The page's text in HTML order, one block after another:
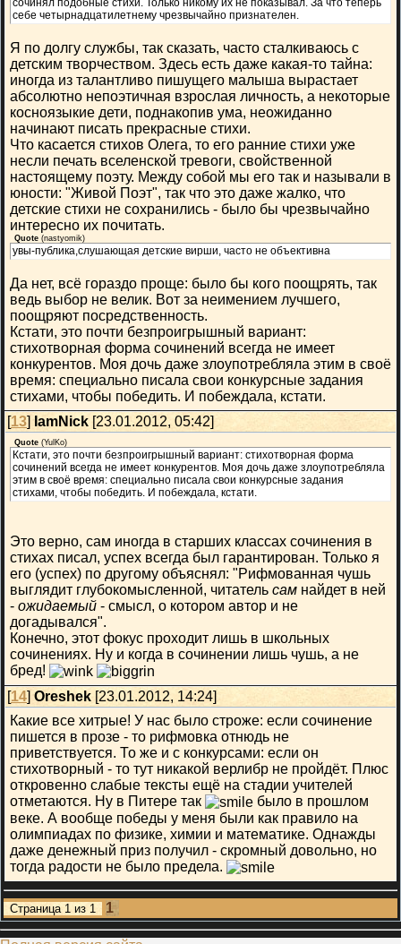
сочинял подобные стихи. Только никому их не показывал. За что теперь
себе четырнадцатилетнему чрезвычайно признателен.
Я по долгу службы, так сказать, часто сталкиваюсь с
детским творчеством. Здесь есть даже какая-то тайна:
иногда из талантливо пишущего малыша вырастает
абсолютно непоэтичная взрослая личность, а некоторые
косноязыкие дети, поднакопив ума, неожиданно
начинают писать прекрасные стихи.
Что касается стихов Олега, то его ранние стихи уже
несли печать вселенской тревоги, свойственной
настоящему поэту. Между собой мы его так и называли в
юности: "Живой Поэт", так что это даже жалко, что
детские стихи не сохранились - было бы чрезвычайно
интересно их почитать.
Quote (nastyomik)
увы-публика,слушающая детские вирши, часто не объективна
Да нет, всё гораздо проще: было бы кого поощрять, так
ведь выбор не велик. Вот за неимением лучшего,
поощряют посредственность.
Кстати, это почти безпроигрышный вариант:
стихотворная форма сочинений всегда не имеет
конкурентов. Моя дочь даже злоупотребляла этим в своё
время: специально писала свои конкурсные задания
стихами, чтобы победить. И побеждала, кстати.
[13] IamNick [23.01.2012, 05:42]
Quote (YulKo)
Кстати, это почти безпроигрышный вариант: стихотворная форма
сочинений всегда не имеет конкурентов. Моя дочь даже злоупотребляла
этим в своё время: специально писала свои конкурсные задания
стихами, чтобы победить. И побеждала, кстати.
Это верно, сам иногда в старших классах сочинения в
стихах писал, успех всегда был гарантирован. Только я
его (успех) по другому объяснял: "Рифмованная чушь
выглядит глубокомысленной, читатель сам найдет в ней
- ожидаемый - смысл, о котором автор и не
догадывался".
Конечно, этот фокус проходит лишь в школьных
сочинениях. Ну и когда в сочинении лишь чушь, а не
бред!
[14]Oreshek [23.01.2012, 14:24]
Какие все хитрые! У нас было строже: если сочинение
пишется в прозе - то рифмовка отнюдь не
приветствуется. То же и с конкурсами: если он
стихотворный - то тут никакой верлибр не пройдёт. Плюс
откровенно слабые тексты ещё на стадии учителей
отметаются. Ну в Питере так
было в прошлом
веке. А вообще победы у меня были как правило на
олимпиадах по физике, химии и математике. Однажды
даже денежный приз получил - скромный довольно, но
тогда радости не было предела.
Страница 1 из 1 1